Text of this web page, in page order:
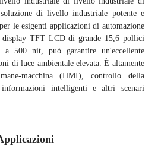
di livello industriale potente e
le esigenti applicazioni di automazione
TFT LCD di grande 15,6 pollici
500 nit, può garantire un'eccellente
di luce ambientale elevata. È altamente
macchina (HMI), controllo della
intelligenti e altri scenari